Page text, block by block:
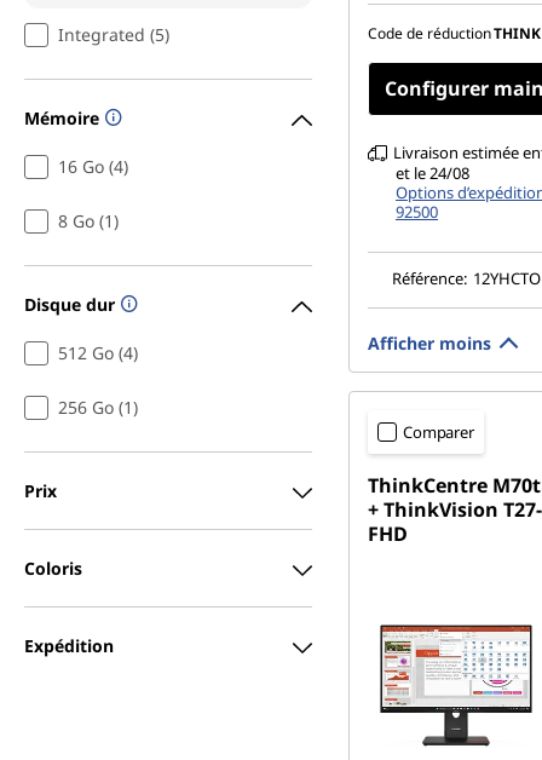
Integrated (5)
Mémoire
16 Go (4)
8 Go (1)
Disque dur
512 Go (4)
256 Go (1)
Prix
Coloris
Expédition
Permet de
moniteurs
Code de réduction
Configurer
Livraison estimée
et le 24/08
Options
92500
Référence:
Afficher moins
Comparer
ThinkCentre M70t
+ ThinkVision
FHD